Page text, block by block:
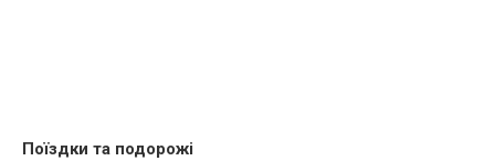
Поїздки та подорожі